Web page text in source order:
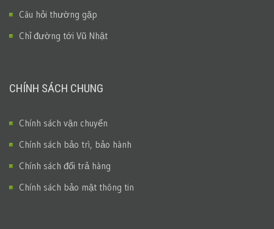
Câu hỏi thường gặp
Chỉ đường tới Vũ Nhật
CHÍNH SÁCH CHUNG
Chính sách vận chuyển
Chính sách bảo trì, bảo hành
Chính sách đổi trả hàng
Chính sách bảo mật thông tin